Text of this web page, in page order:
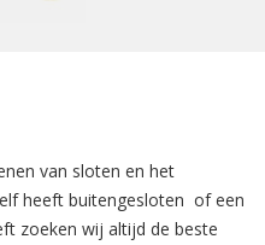
van sloten en het
heeft buitengesloten of een
zoeken wij altijd de beste